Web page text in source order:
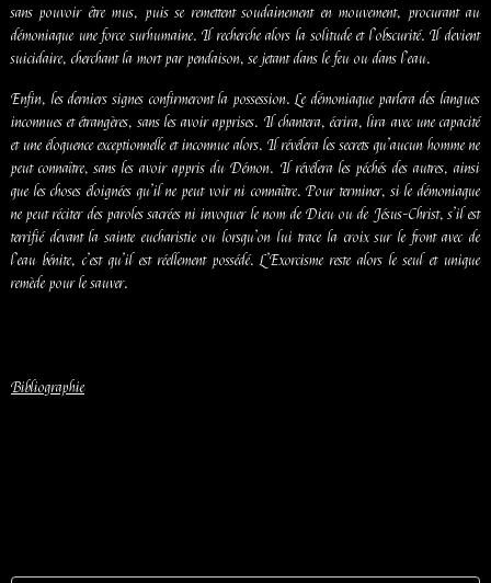
sans pouvoir être mus, puis se remettent soudainement en mouvement, procurant au
démoniaque une force surhumaine. Il recherche alors la solitude et l’obscurité. Il devient
suicidaire, cherchant la mort par pendaison, se jetant dans le feu ou dans l’eau.
Enfin, les derniers signes confirmeront la possession. Le démoniaque parlera des langues
inconnues et étrangères, sans les avoir apprises. Il chantera, écrira, lira avec une capacité
et une éloquence exceptionnelle et inconnue alors. Il révélera les secrets qu’aucun homme ne
peut connaître, sans les avoir appris du Démon. Il révélera les péchés des autres, ainsi
que les choses éloignées qu’il ne peut voir ni connaître. Pour terminer, si le démoniaque
ne peut réciter des paroles sacrées ni invoquer le nom de Dieu ou de Jésus-Christ, s’il est
terrifié devant la sainte eucharistie ou lorsqu’on lui trace la croix sur le front avec de
l’eau bénite, c’est qu’il est réellement possédé. L’Exorcisme reste alors le seul et unique
remède pour le sauver.
Bibliographie